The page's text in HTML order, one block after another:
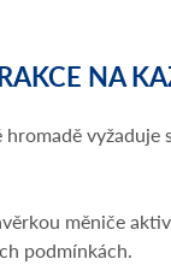
NA
měniče
podmínkách.